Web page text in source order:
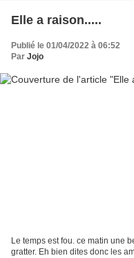
Elle a raison.....
Publié le 01/04/2022 à 06:52
Par Jojo
Le temps est fou. ce matin une
gratter. Eh bien dites donc les